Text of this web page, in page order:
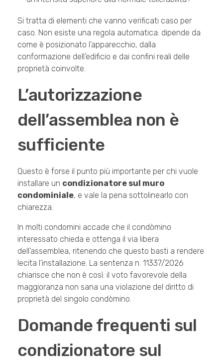
Si tratta di elementi che vanno verificati caso per
caso. Non esiste una regola automatica: dipende da
come è posizionato l’apparecchio, dalla
conformazione dell’edificio e dai confini reali delle
proprietà coinvolte.
L’autorizzazione
dell’assemblea non è
sufficiente
Questo è forse il punto più importante per chi vuole
installare un condizionatore sul muro
condominiale, e vale la pena sottolinearlo con
chiarezza.
In molti condomini accade che il condòmino
interessato chieda e ottenga il via libera
dell’assemblea, ritenendo che questo basti a rendere
lecita l’installazione. La sentenza n. 11337/2026
chiarisce che non è così: il voto favorevole della
maggioranza non sana una violazione del diritto di
proprietà del singolo condòmino.
Domande frequenti sul
condizionatore sul